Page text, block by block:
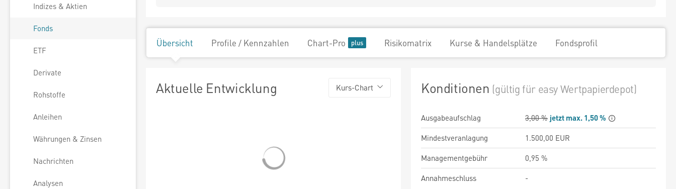
Indizes & Aktien
Fonds
ETF
Derivate
Rohstoffe
Anleihen
Währungen & Zinsen
Nachrichten
Analysen
Übersicht Profile / Kennzahlen Chart-Pro Risikomatrix Kurse & Handelsplätze Fondsprofil
Aktuelle Entwicklung Kurs-Chart Konditionen (gültig für easy Wertpapierdepot)
Ausgabeaufschlag 3,00 % jetzt max. 1,50 %
Mindestveranlagung
1.500,00 EUR
Managementgebühr
0,95 %
Annahmeschluss
-